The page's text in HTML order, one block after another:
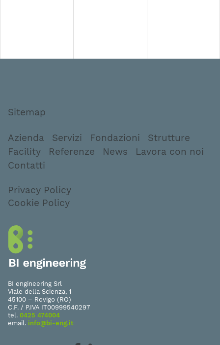
BI engineering Srl
Viale della Scienza, 1
45100 – Rovigo (RO)
C.F. / P.IVA IT00999540297
tel. 0425 474004
email. info@bi-eng.it
Sitemap
Azienda Servizi Fondazioni
Strutture
Facility
Referenze News
Lavora con noi
Contatti
Privacy Policy
Cookie Policy